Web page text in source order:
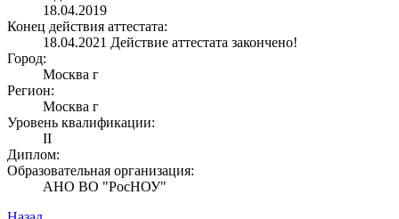
18.04.2019
Конец действия аттестата:
18.04.2021 Действие аттестата закончено!
Город:
Москва г
Регион:
Москва г
Уровень квалификации:
II
Диплом:
Образовательная организация:
АНО ВО "РосНОУ"